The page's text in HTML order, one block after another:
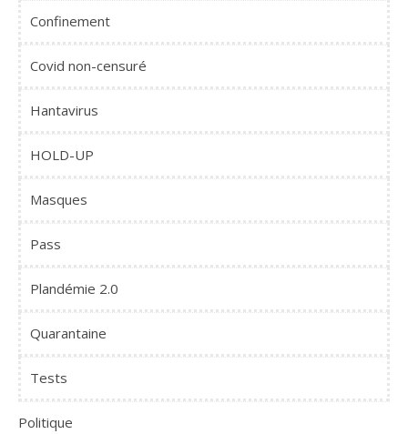
Confinement
Covid non-censuré
Hantavirus
HOLD-UP
Masques
Pass
Plandémie 2.0
Quarantaine
Tests
Politique